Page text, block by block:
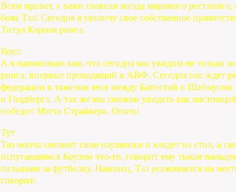
Всем привет, с вами главная звезда мирового
боях Таз! Сегодня я увеличу свое собственное
Титул Короля ринга.
Коул:
А я напоминаю вам, что сегодня мы увидим не только
ринга, впервые проходящий в АВФ. Сегодня нас ждет
федерации в тяжелом весе между Батистой и
и Голдберга. А так же мы сможем увидеть как
победит Мэтта Страйкера. Опять!
Тут
Таз молча снимает свои наушники и кладет на стол, а
испугавшимся Коулом что-то, говорит ему тыкая
пальцами за футболку. Наконец, Таз усаживается на
говорит: